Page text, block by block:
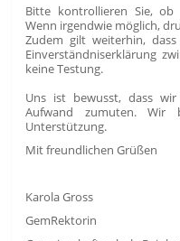
Bitte kontrollieren Sie, ob
Wenn irgendwie möglich,
Zudem gilt weiterhin,
Einverständniserklärung
keine Testung.
Uns ist bewusst, dass
Aufwand zumuten.
Unterstützung.
Mit freundlichen Grüßen
Karola Gross
GemRektorin